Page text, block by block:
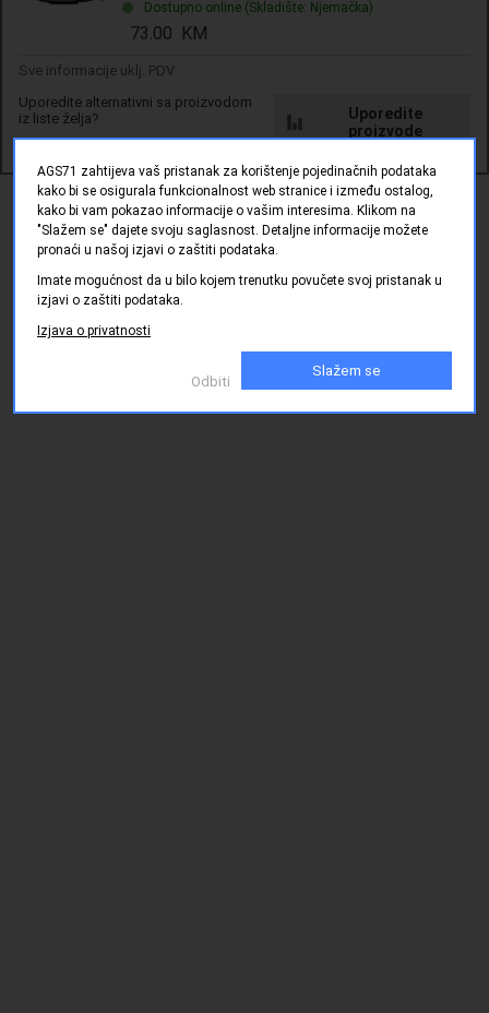
Dostupno online (Skladište: Njemačka)
73.00 KM
Sve informacije uklj. PDV
Uporedite alternativni sa proizvodom
iz liste želja?
Uporedite
proizvode
funkcija
Ocjene kupaca
AGS71 zahtijeva vaš pristanak za korištenje pojedinačnih podataka
kako bi se osigurala funkcionalnost web stranice i između ostalog,
kako bi vam pokazao informacije o vašim interesima. Klikom na
"Slažem se" dajete svoju saglasnost. Detaljne informacije možete
pronaći u našoj izjavi o zaštiti podataka.
Imate mogućnost da u bilo kojem trenutku povučete svoj pristanak u
izjavi o zaštiti podataka.
Izjava o privatnosti
Odbiti
Slažem se